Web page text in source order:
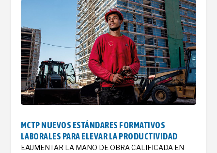
MCTP NUEVOS ESTÁNDARES FORMATIVOS
LABORALES PARA ELEVAR LA PRODUCTIVIDAD
EAUMENTAR LA MANO DE OBRA CALIFICADA EN